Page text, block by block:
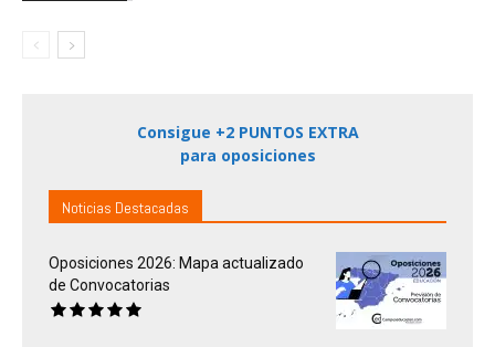
Consigue +2 PUNTOS EXTRA
para oposiciones
Noticias Destacadas
Oposiciones 2026: Mapa actualizado
de Convocatorias